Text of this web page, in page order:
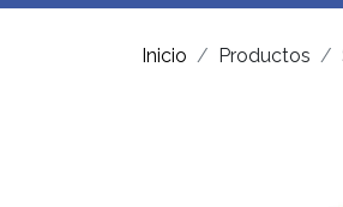
Inicio Productos